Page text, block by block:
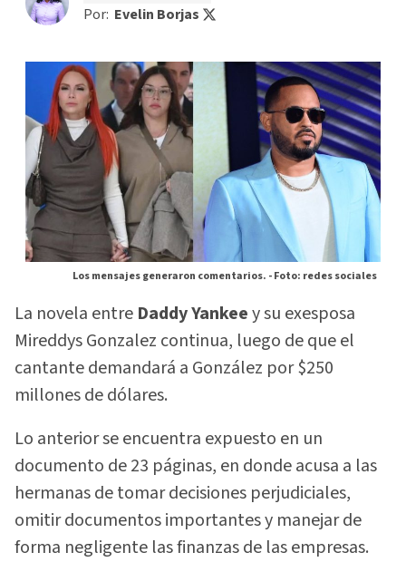
Por: Evelin Borjas
Los mensajes generaron comentarios. -Foto: redes sociales
La novela entre Daddy Yankeey su exesposa
Mireddys Gonzalez continua, luego de que el
cantante demandará a González por $250
millones de dólares.
Lo anterior se encuentra expuesto en un
documento de 23 páginas, en donde acusa a las
hermanas de tomar decisiones perjudiciales,
omitir documentos importantes y manejar de
forma negligente las finanzas de las empresas.